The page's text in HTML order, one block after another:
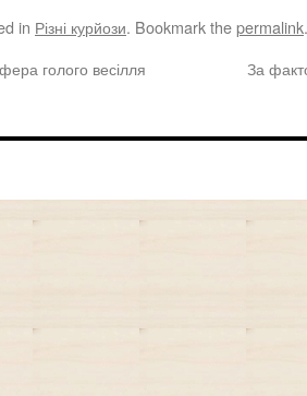
in Різні курйози. Bookmark thepermalink.
голого весілля За